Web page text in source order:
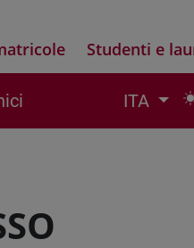
Studenti e
ITA